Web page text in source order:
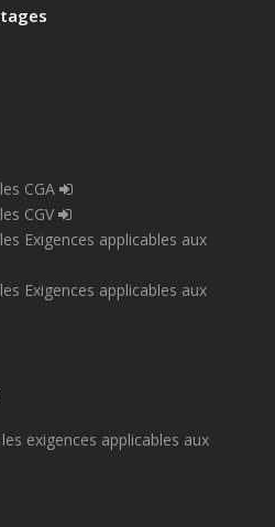
CGA
CGV
Exigences applicables aux
Exigences applicables aux
exigences applicables aux